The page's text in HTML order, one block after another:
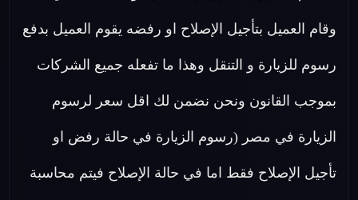
وقام العميل بتأجيل الإصلاح او رفضه يقوم العميل بدفع
رسوم للزيارة و التنقل وهذا ما تفعله جميع الشركات
بموجب القانون ونحن نضمن لك اقل سعر لرسوم
الزيارة في مصر (رسوم الزيارة في حالة رفض او
تأجيل الإصلاح فقط اما في حالة الإصلاح فيتم محاسبة